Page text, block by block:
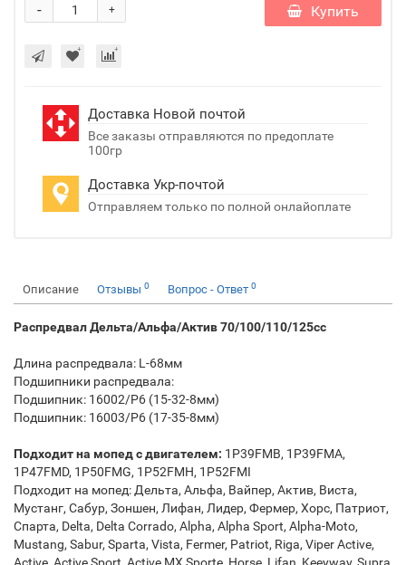
+
- Купить
Доставка Новой почтой
Все заказы отправляются по предоплате
100гр
Доставка Укр-почтой
Отправляем только по полной онлайоплате
Описание Отзывы 0 Вопрос - Ответ 0
Распредвал Дельта/Альфа/Актив 70/100/110/125cc
Длина распредвала: L-68мм
Подшипники распредвала:
Подшипник: 16002/P6 (15-32-8мм)
Подшипник: 16003/P6 (17-35-8мм)
Подходит на мопед с двигателем: 1P39FMB, 1P39FMA,
1P47FMD, 1P50FMG, 1P52FMH, 1P52FMI
Подходит на мопед: Дельта, Альфа, Вайпер, Актив, Виста,
Мустанг, Сабур, Зоншен, Лифан, Лидер, Фермер, Хорс, Патриот,
Спарта, Delta, Delta Corrado, Alpha, Alpha Sport, Alpha-Moto,
Mustang, Sabur, Sparta, Vista, Fermer, Patriot, Riga, Viper Active,